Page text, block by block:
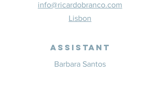
info@ricardobranco.com
Lisbon
Assistant
Barbara Santos